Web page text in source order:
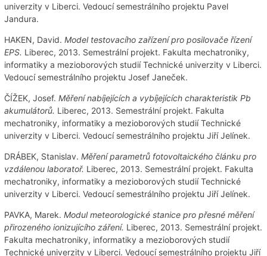
univerzity v Liberci. Vedoucí semestrálního projektu Pavel
Jandura.
HAKEN, David. Model testovacího zařízení pro posilovače řízení
EPS. Liberec, 2013. Semestrální projekt. Fakulta mechatroniky,
informatiky a mezioborových studií Technické univerzity v Liberci.
Vedoucí semestrálního projektu Josef Janeček.
ČÍŽEK, Josef. Měření nabíjejících a vybíjejících charakteristik Pb
akumulátorů. Liberec, 2013. Semestrální projekt. Fakulta
mechatroniky, informatiky a mezioborových studií Technické
univerzity v Liberci. Vedoucí semestrálního projektu Jiří Jelínek.
DRÁBEK, Stanislav. Měření parametrů fotovoltaického článku pro
vzdálenou laboratoř. Liberec, 2013. Semestrální projekt. Fakulta
mechatroniky, informatiky a mezioborových studií Technické
univerzity v Liberci. Vedoucí semestrálního projektu Jiří Jelínek.
PAVKA, Marek. Modul meteorologické stanice pro přesné měření
přirozeného ionizujícího záření. Liberec, 2013. Semestrální projekt.
Fakulta mechatroniky, informatiky a mezioborových studií
Technické univerzity v Liberci. Vedoucí semestrálního projektu Jiří